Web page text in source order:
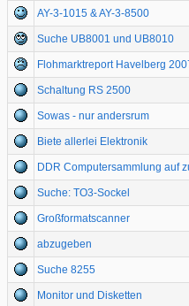
AY-3-1015 & AY-3-8500
Suche UB8001 und UB8010
Flohmarktreport Havelberg
Schaltung RS 2500
Sowas - nur andersrum
Biete allerlei Elektronik
DDR Computersammlung auf
Suche: TO3-Sockel
Großformatscanner
abzugeben
Suche 8255
Monitor und Disketten